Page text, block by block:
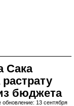
Сака
бюджета
обновление: 13 сентября